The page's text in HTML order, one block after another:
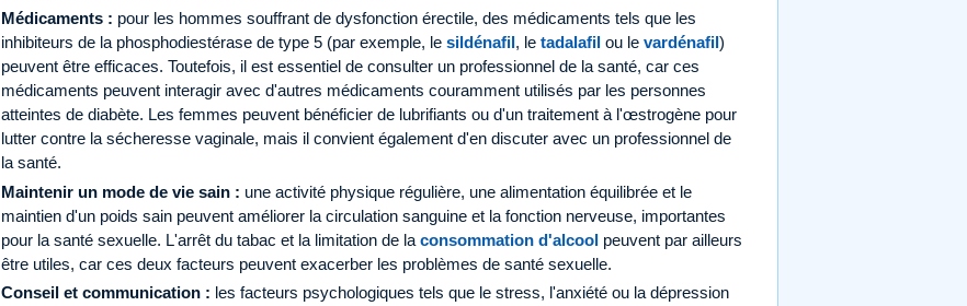
Médicaments : pour les hommes souffrant de dysfonction érectile, des médicaments tels que les
inhibiteurs de la phosphodiestérase de type 5 (par exemple, le sildénafil, le tadalafil ou le vardénafil)
peuvent être efficaces. Toutefois, il est essentiel de consulter un professionnel de la santé, car ces
médicaments peuvent interagir avec d'autres médicaments couramment utilisés par les personnes
atteintes de diabète. Les femmes peuvent bénéficier de lubrifiants ou d'un traitement à l'œstrogène pour
lutter contre la sécheresse vaginale, mais il convient également d'en discuter avec un professionnel de
la santé.
Maintenir un mode de vie sain : une activité physique régulière, une alimentation équilibrée et le
maintien d'un poids sain peuvent améliorer la circulation sanguine et la fonction nerveuse, importantes
pour la santé sexuelle. L'arrêt du tabac et la limitation de la consommation d'alcool peuvent par ailleurs
être utiles, car ces deux facteurs peuvent exacerber les problèmes de santé sexuelle.
Conseil et communication : les facteurs psychologiques tels que le stress, l'anxiété ou la dépression